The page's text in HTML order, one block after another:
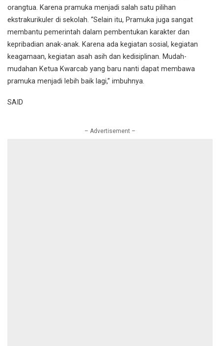
orangtua. Karena pramuka menjadi salah satu pilihan
ekstrakurikuler di sekolah. “Selain itu, Pramuka juga sangat
membantu pemerintah dalam pembentukan karakter dan
kepribadian anak-anak. Karena ada kegiatan sosial, kegiatan
keagamaan, kegiatan asah asih dan kedisiplinan. Mudah-
mudahan Ketua Kwarcab yang baru nanti dapat membawa
pramuka menjadi lebih baik lagi,” imbuhnya.
SAID
– Advertisement –